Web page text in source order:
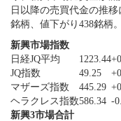
日以降の売買代金の推
銘柄、値下がり438銘柄
新興市場指数
日経JQ平均
1223.44
JQ指数
49.25
マザーズ指数
445.29
ヘラクレス指数586.34 -
新興3市場合計